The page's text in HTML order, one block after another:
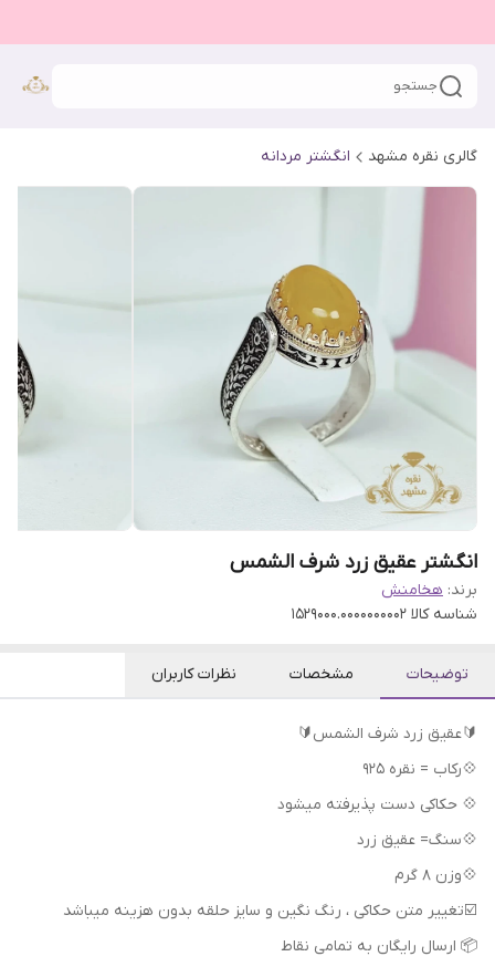
جستجو
گالری نقره مشهد انگشتر مردانه
انگشتر عقیق زرد شرف الشمس
برند: هخامنش
شناسه کالا 1529000.0000000002
توضیحات مشخصات نظرات کاربران
🔰عقیق زرد شرف الشمس🔰
💠رکاب = نقره 925
💠 حکاکی دست پذیرفته میشود
💠سنگ= عقیق زرد
💠وزن 8 گرم
📦 ارسال رایگان به تمامی نقاط